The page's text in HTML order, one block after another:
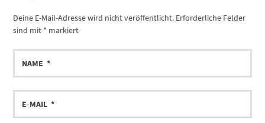
Deine E-Mail-Adresse wird nicht veröffentlicht. Erforderliche Felder
sind mit * markiert
NAME
E-
MAIL